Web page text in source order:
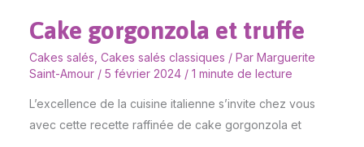
Cake gorgonzola et truffe
Cakes salés, Cakes salés classiques / Par Marguerite
Saint-Amour / 5 février 2024 / 1 minute de lecture
L’excellence de la cuisine italienne s’invite chez vous
avec cette recette raffinée de cake gorgonzola et